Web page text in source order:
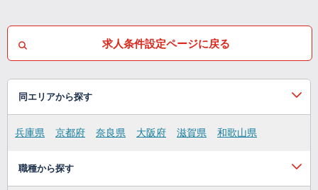
求人条件設定ページに戻る
同エリアから探す
兵庫県 京都府 奈良県 大阪府 滋賀県 和歌山県
職種から探す